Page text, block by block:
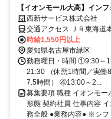
【イオンモール大高】イン
高駅直結／マイカー通勤可-
西新サービス株式会社
交通アクセス ＪＲ東海道本線 「
時給1,550円以上
愛知県名古屋市緑区
勤務曜日・時間 ①9:30～
21:30 （休憩1時間／実
7.5時間） ④13:00～2...
募集要項 職種 イオンモー
形態 契約社員 仕事内容
務全般 ●業務内容● ※シフ